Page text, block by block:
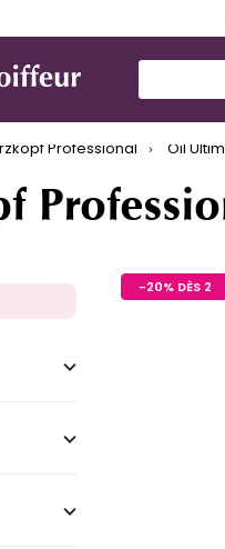
coiffure
Professional Oil
-20% DÈS 2